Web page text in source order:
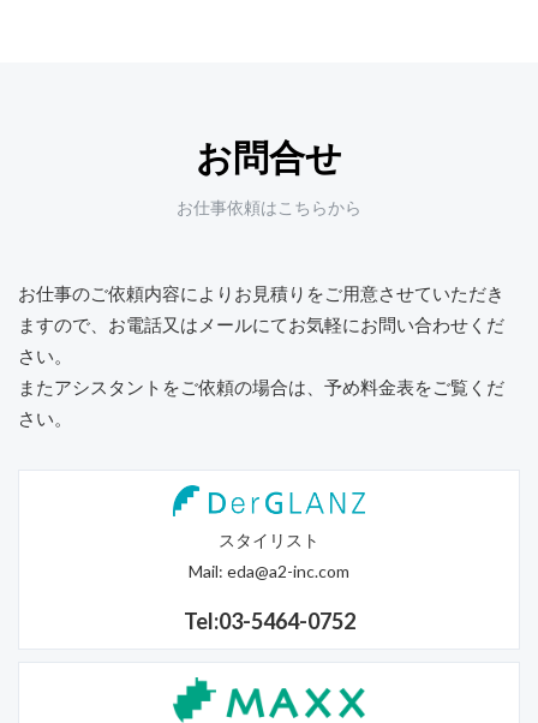
お問合せ
お仕事依頼はこちらから
お仕事のご依頼内容によりお見積りをご用意させていただき
ますので、 お電話又はメールにてお気軽にお問い合わせくだ
さい。
またアシスタントをご依頼の場合は、予め料金表をご覧くだ
さい。
スタイリスト
Mail: eda@a2-inc.com
Tel:03-5464-0752